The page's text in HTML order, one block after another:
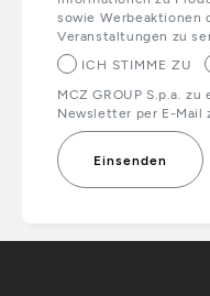
sowie Werbeaktionen
Veranstaltungen zu
ICH STIMME ZU
MCZ GROUP S.p.a.
Newsletter per E-Mail